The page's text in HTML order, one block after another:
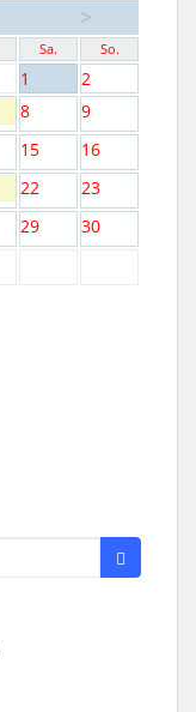
>
Sa. So.
1
2
8
9
15
16
22
23
29
30